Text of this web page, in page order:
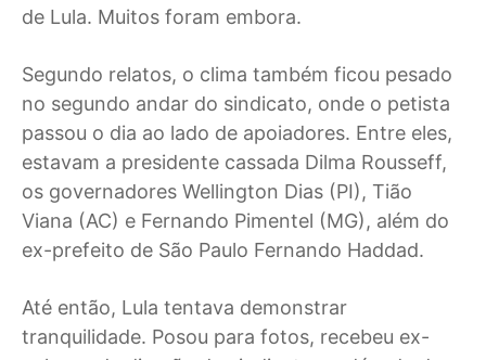
de Lula. Muitos foram embora.
Segundo relatos, o clima também ficou pesado
no segundo andar do sindicato, onde o petista
passou o dia ao lado de apoiadores. Entre eles,
estavam a presidente cassada Dilma Rousseff,
os governadores Wellington Dias (PI), Tião
Viana (AC) e Fernando Pimentel (MG), além do
ex-prefeito de São Paulo Fernando Haddad.
Até então, Lula tentava demonstrar
tranquilidade. Posou para fotos, recebeu ex-